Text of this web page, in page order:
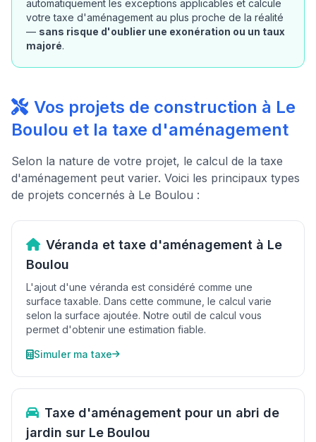
automatiquement les exceptions applicables et calcule
votre taxe d'aménagement au plus proche de la réalité
— sans risque d'oublier une exonération ou un taux
majoré.
Vos projets de construction à Le
Boulou et la taxe d'aménagement
Selon la nature de votre projet, le calcul de la taxe
d'aménagement peut varier. Voici les principaux types
de projets concernés à Le Boulou :
Véranda et taxe d'aménagement à Le
Boulou
L'ajout d'une véranda est considéré comme une
surface taxable. Dans cette commune, le calcul varie
selon la surface ajoutée. Notre outil de calcul vous
permet d'obtenir une estimation fiable.
Simuler ma taxe
Taxe d'aménagement pour un abri de
jardin sur Le Boulou